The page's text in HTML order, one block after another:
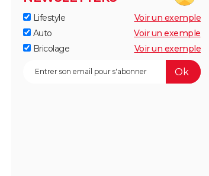
Lifestyle
Voir un exemple
Auto
Voir un exemple
Bricolage
Voir un exemple